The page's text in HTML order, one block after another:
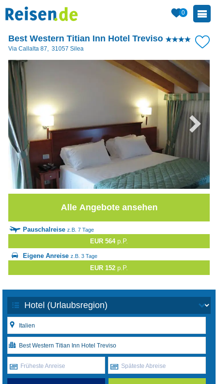
0
Best Western Titian Inn Hotel Treviso
Via Callalta 87, 31057 Silea
Alle Angebote ansehen
Pauschalreise z.B. 7 Tage
EUR 564 p.P.
Eigene Anreise z.B. 3 Tage
EUR 152 p.P.
Früheste Anreise Späteste Abreise